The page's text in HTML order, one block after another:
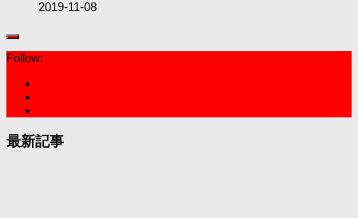
2019-11-08
Follow:
最新記事